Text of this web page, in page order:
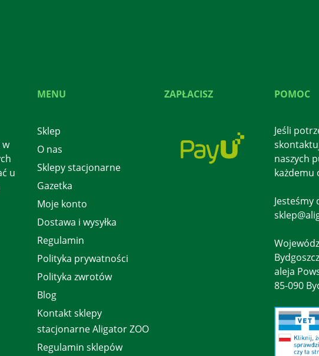
w
u
MENU
Sklep
O nas
Sklepy stacjonarne
Gazetka
Moje konto
Dostawa i wysyłka
Regulamin
Polityka prywatności
Polityka zwrotów
Blog
Kontakt sklepy
stacjonarne Aligator ZOO
Regulamin sklepów
ZAPŁACISZ POMOC
Jeśli
naszych
każdemu
Jesteśmy
aleja
85-090